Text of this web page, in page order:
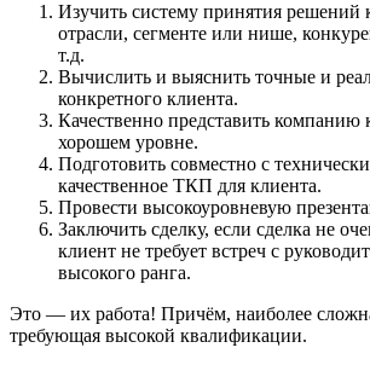
Изучить систему принятия решений
отрасли, сегменте или нише,
т.д.
Вычислить и выяснить точные и
конкретного клиента.
Качественно представить компанию
хорошем уровне.
Подготовить совместно с
качественное ТКП для клиента.
Провести высокоуровневую
Заключить сделку, если сделка не
клиент не требует встреч с
высокого ранга.
Это — их работа! Причём, наиболее
требующая высокой квалификации.